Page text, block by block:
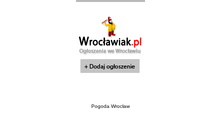
Pogoda Wrocław